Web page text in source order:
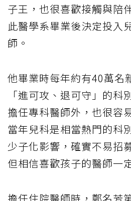
子王，也很喜歡接觸與陪
此醫學系畢業後決定投入
師。
他畢業時每年約有40萬名
「進可攻、退可守」的科
擔任專科醫師外，也很容
當年兒科是相當熱門的科
少子化影響，確實不易招
但相信喜歡孩子的醫師一